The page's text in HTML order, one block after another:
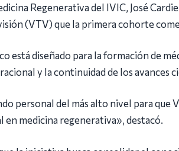
Regenerativa del IVIC, José
(VTV) que la primera cohorte
está diseñado para la formación de
y la continuidad de los avances
personal del más alto nivel para que
medicina regenerativa», destacó.